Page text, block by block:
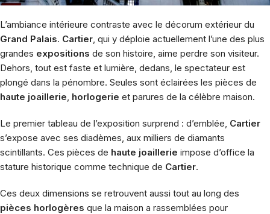
L’ambiance intérieure contraste avec le décorum extérieur du
Grand Palais. Cartier , qui y déploie actuellement l’une des plus
grandes expositions de son histoire, aime perdre son visiteur.
Dehors, tout est faste et lumière, dedans, le spectateur est
plongé dans la pénombre. Seules sont éclairées les pièces de
haute joaillerie horlogerie et parures de la célèbre maison.
Le premier tableau de l’exposition surprend : d’emblée, Cartier
s’expose avec ses diadèmes, aux milliers de diamants
scintillants. Ces pièces de haute joaillerie impose d’office la
stature historique comme technique de Cartier.
Ces deux dimensions se retrouvent aussi tout au long des
pièces horlogères que la maison a rassemblées pour